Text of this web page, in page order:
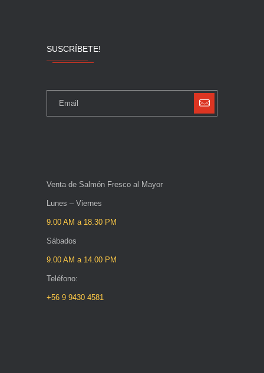
SUSCRÍBETE!
Venta de Salmón Fresco al Mayor
Lunes – Viernes
9.00 AM a 18.30 PM
Sábados
9.00 AM a 14.00 PM
Teléfono:
+56 9 9430 4581